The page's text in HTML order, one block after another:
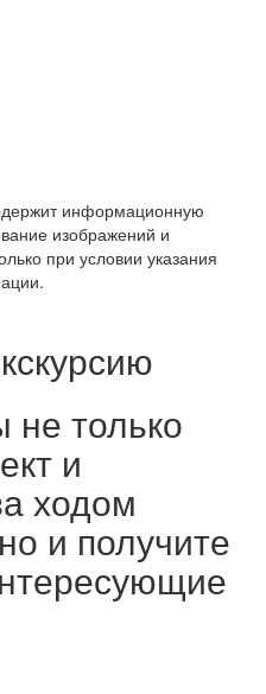
информационную
изображений и
при условии указания
не только
и
ходом
и получите